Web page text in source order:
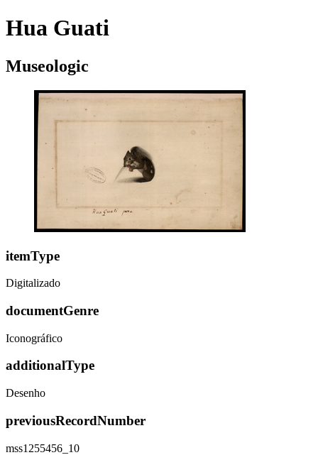
Hua Guati
Museologic
itemType
Digitalizado
documentGenre
Iconográfico
additionalType
Desenho
previousRecordNumber
mss1255456_10